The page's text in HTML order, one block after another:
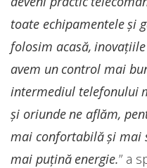
toate echipamentele și
folosim acasă,
avem un control mai
intermediul telefonului
și oriunde ne aflăm,
mai confortabilă şi mai
mai puţină energie.” a